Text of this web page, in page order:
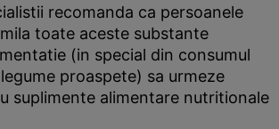
recomanda ca persoanele
toate aceste substante
(in special din consumul
proaspete) sa urmeze
suplimente alimentare nutritionale